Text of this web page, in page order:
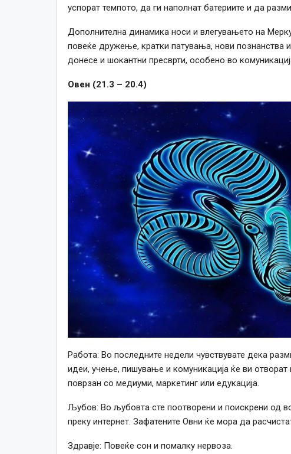
успорат темпото, да ги наполнат батериите и да
Дополнителна динамика носи и влегувањето на
повеќе дружење, кратки патувања, нови познанства
донесе и шокантни пресврти, особено во
Овен (21.3 – 20.4)
Работа: Во последните недели чувствувате дека
идеи, учење, пишување и комуникација ќе ви
поврзан со медиуми, маркетинг или едукација.
Љубов: Во љубовта сте поотворени и поискрени од
преку интернет. Зафатените Овни ќе мора да
Здравје: Повеќе сон и помалку нервоза.